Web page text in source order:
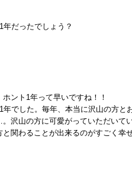
だったでしょう？
ント1年って早いですね！！
でした。毎年、本当に沢山の方と
沢山の方に可愛がっていただいて
関わることが出来るのがすごく幸